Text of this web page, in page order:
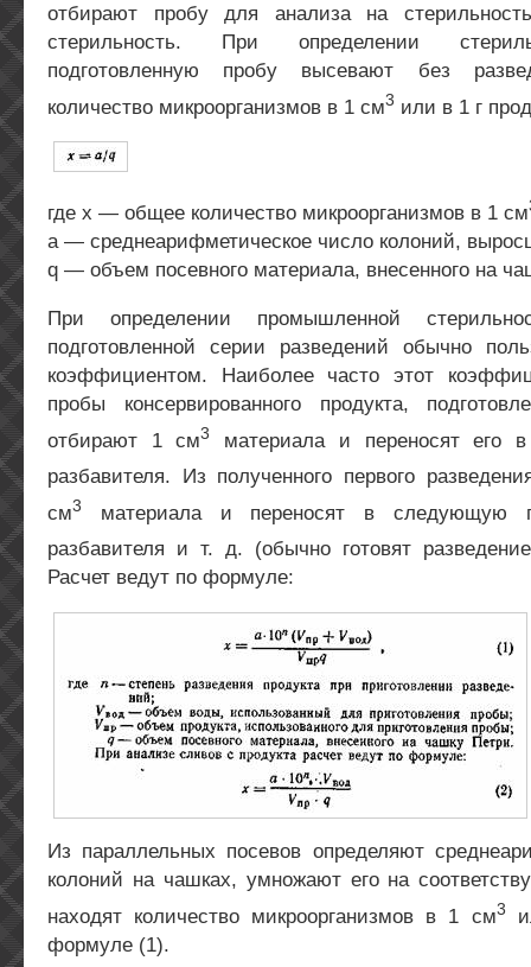
отбирают пробу для анализа на
стерильность. При определении
подготовленную пробу высевают без
количество микроорганизмов в 1 см3 или в 1 г
где х — общее количество микроорганизмов в 1 см
а — среднеарифметическое число колоний,
q — объем посевного материала, внесенного на
При определении промышленной
подготовленной серии разведений обычно
коэффициентом. Наиболее часто этот
пробы консервированного продукта,
отбирают 1 см3
материала и переносят его
разбавителя. Из полученного первого
см3
материала и переносят в следующую
разбавителя и т. д. (обычно готовят
Расчет ведут по формуле:
Из параллельных посевов определяют
колоний на чашках, умножают его на
находят количество микроорганизмов в 1 см3
формуле (1).